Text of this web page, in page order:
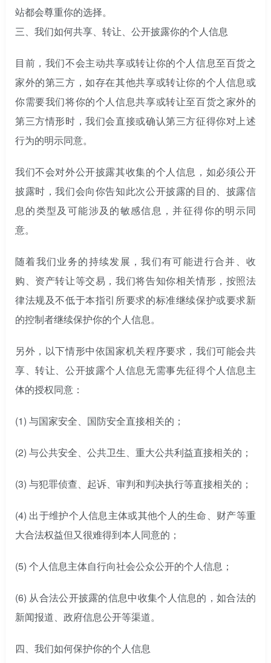
站都会尊重你的选择。
三、 我们如何共享、转让、公开披露你的个人信息
目前，我们不会主动共享或转让你的个人信息至百货之
家外的第三方，如存在其他共享或转让你的个人信息或
你需要我们将你的个人信息共享或转让至百货之家外的
第三方情形时，我们会直接或确认第三方征得你对上述
行为的明示同意。
我们不会对外公开披露其收集的个人信息，如必须公开
披露时，我们会向你告知此次公开披露的目的、披露信
息的类型及可能涉及的敏感信息，并征得你的明示同
意。
随着我们业务的持续发展，我们有可能进行合并、收
购、资产转让等交易，我们将告知你相关情形，按照法
律法规及不低于本指引所要求的标准继续保护或要求新
的控制者继续保护你的个人信息。
另外，以下情形中依国家机关程序要求，我们可能会共
享、转让、公开披露个人信息无需事先征得个人信息主
体的授权同意：
(1) 与国家安全、国防安全直接相关的；
(2) 与公共安全、公共卫生、重大公共利益直接相关的；
(3) 与犯罪侦查、起诉、审判和判决执行等直接相关的；
(4) 出于维护个人信息主体或其他个人的生命、财产等重
大合法权益但又很难得到本人同意的；
(5) 个人信息主体自行向社会公众公开的个人信息；
(6) 从合法公开披露的信息中收集个人信息的，如合法的
新闻报道、政府信息公开等渠道。
四、 我们如何保护你的个人信息